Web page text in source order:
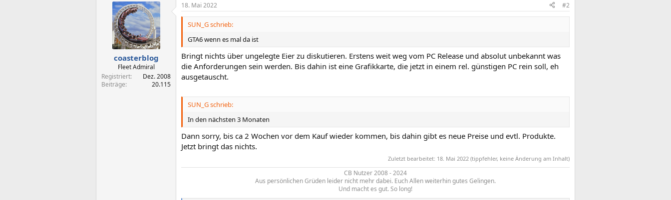
coasterblog
Fleet Admiral
Registriert
Dez. 2008
Beiträge
20.115
18. Mai 2022 #2
SUN_G schrieb:
GTA6 wenn es mal da ist
Bringt nichts über ungelegte Eier zu diskutieren. Erstens weit weg vom PC Release und absolut unbekannt was
die Anforderungen sein werden. Bis dahin ist eine Grafikkarte, die jetzt in einem rel. günstigen PC rein soll, eh
ausgetauscht.
SUN_G schrieb:
In den nächsten 3 Monaten
Dann sorry, bis ca 2 Wochen vor dem Kauf wieder kommen, bis dahin gibt es neue Preise und evtl. Produkte.
Jetzt bringt das nichts.
Zuletzt bearbeitet: 18. Mai 2022 (tippfehler, keine Änderung am Inhalt)
CB Nutzer 2008 - 2024
Aus persönlichen Grüden leider nicht mehr dabei. Euch Allen weiterhin gutes Gelingen.
Und macht es gut. So long!​